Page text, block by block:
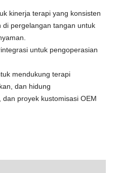
kinerja terapi yang konsisten
di pergelangan tangan untuk
untuk pengoperasian
mendukung terapi
dan hidung
dan proyek kustomisasi OEM